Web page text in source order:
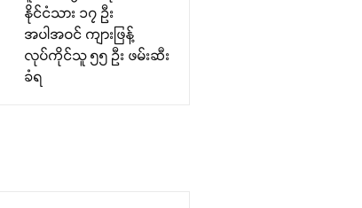
နိုင်ငံသား ၁၇ ဦး
အပါအဝင် ကျားဖြန့်
လုပ်ကိုင်သူ ၅၅ ဦး ဖမ်းဆီး
ခံရ